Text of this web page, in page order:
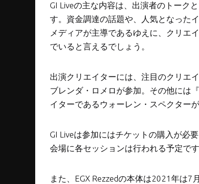
GI Liveの主な内容は、出演者のトーク
す。資金調達の話題や、人気となった
メディアが主導であるゆえに、クリエ
でいると言えるでしょう。
出演クリエイターには、注目のクリエ
ブレンダ・ロメロが参加。その他には
イターであるウォーレン・スペクター
GI Liveは参加にはチケットの購入が必
会場に各セッションは行われる予定です
また、EGX Rezzedの本体は2021年は